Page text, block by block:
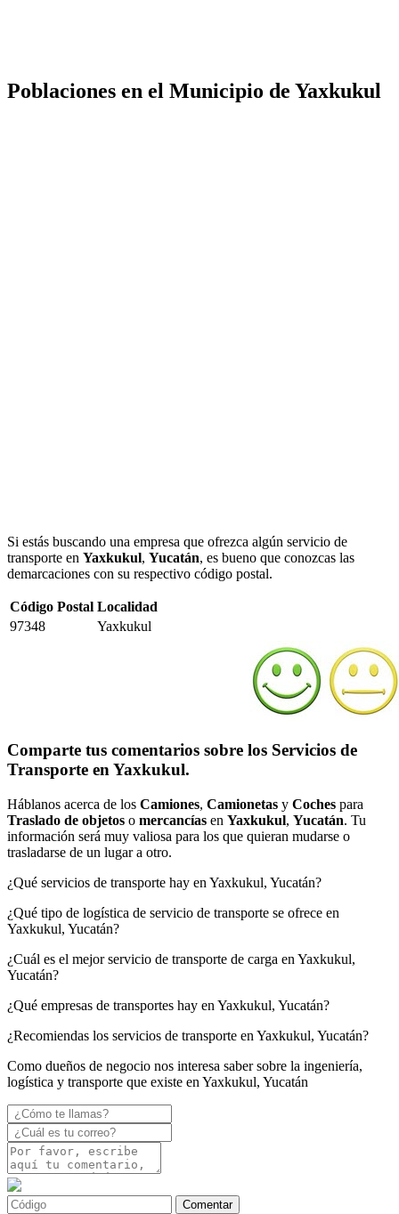
Poblaciones en el Municipio de Yaxkukul
Si estás buscando una empresa que ofrezca algún servicio de
transporte en Yaxkukul, Yucatán, es bueno que conozcas las
demarcaciones con su respectivo código postal.
Código Postal Localidad
97348
Yaxkukul
Comparte tus comentarios sobre los Servicios de
Transporte en Yaxkukul.
Háblanos acerca de los Camiones, Camionetas y Coches para
Traslado de objetos o mercancías en Yaxkukul, Yucatán. Tu
información será muy valiosa para los que quieran mudarse o
trasladarse de un lugar a otro.
¿Qué servicios de transporte hay en Yaxkukul, Yucatán?
¿Qué tipo de logística de servicio de transporte se ofrece en
Yaxkukul, Yucatán?
¿Cuál es el mejor servicio de transporte de carga en Yaxkukul,
Yucatán?
¿Qué empresas de transportes hay en Yaxkukul, Yucatán?
¿Recomiendas los servicios de transporte en Yaxkukul, Yucatán?
Como dueños de negocio nos interesa saber sobre la ingeniería,
logística y transporte que existe en Yaxkukul, Yucatán